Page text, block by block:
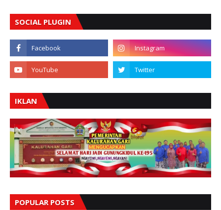
SOCIAL PLUGIN
IKLAN
POPULAR POSTS